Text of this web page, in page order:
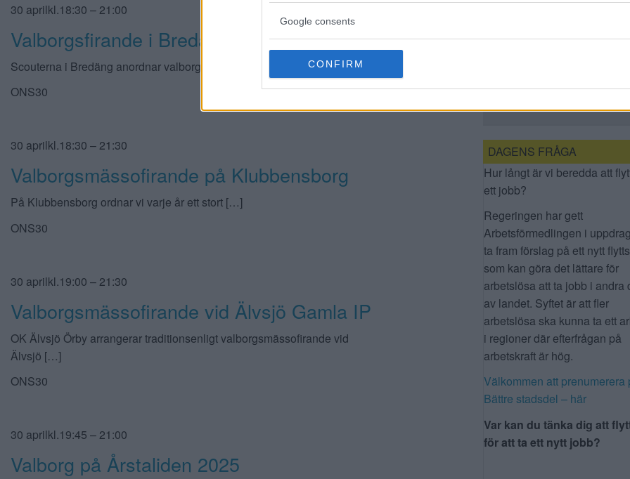
Google consents
CONFIRM
30 aprilkl.18:30 – 21:00
Valborgsfirande i Bredäng
Scouterna i Bredäng anordnar valborgsfirande på ängen ovanför […]
ONS30
30 aprilkl.18:30 – 21:30
Valborgsmässofirande på Klubbensborg
På Klubbensborg ordnar vi varje år ett stort […]
ONS30
30 aprilkl.19:00 – 21:30
Valborgsmässofirande vid Älvsjö Gamla IP
OK Älvsjö Örby arrangerar traditionsenligt valborgsmässofirande vid
Älvsjö […]
ONS30
30 aprilkl.19:45 – 21:00
Valborg på Årstaliden 2025
FIRADES I
DAGENS FRÅGA
Hur långt är vi beredda att
ett jobb?
Regeringen har gett
Arbetsförmedlingen i
ta fram förslag på ett nytt
som kan göra det lättare för
arbetslösa att ta jobb i andra
av landet. Syftet är att fler
arbetslösa ska kunna ta ett
i regioner där efterfrågan på
arbetskraft är hög.
Välkommen att prenumerera
Bättre stadsdel – här
Var kan du tänka dig att
för att ta ett nytt jobb?